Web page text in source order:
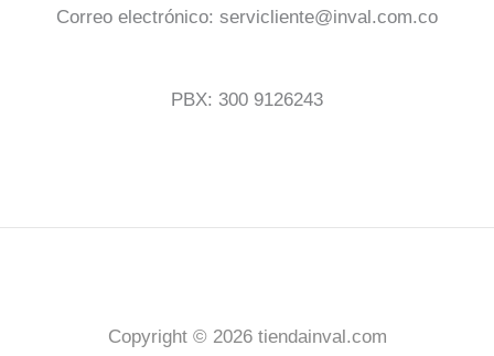
Correo electrónico: servicliente@inval.com.co
PBX: 300 9126243
Copyright © 2026 tiendainval.com